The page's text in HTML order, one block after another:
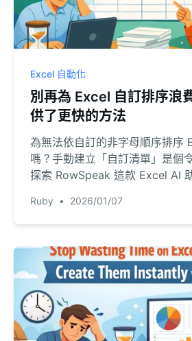
Excel 自動化
別再為 Excel 自訂排序浪
供了更快的方法
為無法依自訂的非字母順序排序
嗎？手動建立「自訂清單」是個
探索 RowSpeak 這款 Excel AI
為幾次點擊。
Ruby • 2026/01/07